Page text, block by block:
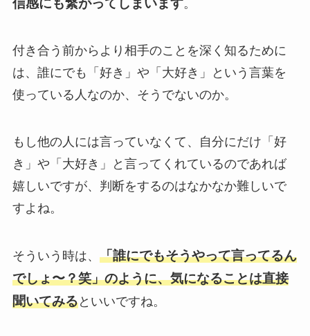
信感にも繋がってしまいます。
付き合う前からより相手のことを深く知るために
は、誰にでも「好き」や「大好き」という言葉を
使っている人なのか、そうでないのか。
もし他の人には言っていなくて、自分にだけ「好
き」や「大好き」と言ってくれているのであれば
嬉しいですが、判断をするのはなかなか難しいで
すよね。
そういう時は、 「誰にでもそうやって言ってるん
でしょ〜？笑」のように、気になることは直接
聞いてみるといいですね。